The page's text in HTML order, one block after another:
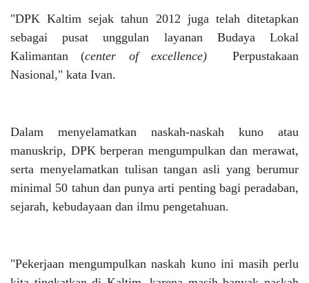
"DPK Kaltim sejak tahun 2012 juga telah ditetapkan
sebagai pusat unggulan layanan Budaya Lokal
Kalimantan (center of excellence)
Perpustakaan
Nasional," kata Ivan.
Dalam menyelamatkan naskah-naskah kuno atau
manuskrip, DPK berperan mengumpulkan dan merawat,
serta menyelamatkan tulisan tangan asli yang berumur
minimal 50 tahun dan punya arti penting bagi peradaban,
sejarah, kebudayaan dan ilmu pengetahuan.
"Pekerjaan mengumpulkan naskah kuno ini masih perlu